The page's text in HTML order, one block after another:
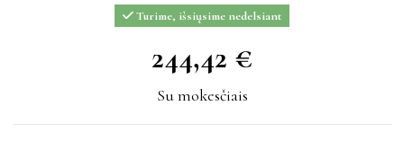
Turime, išsiųsime nedelsiant
244,42 €
244,42 €
Su mokesčiais